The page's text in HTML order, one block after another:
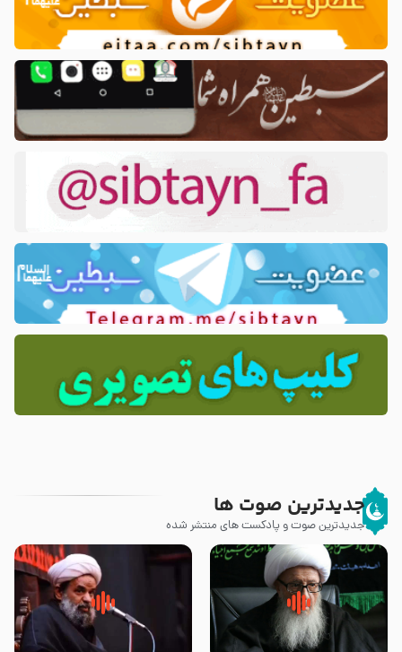
جدیدترین صوت ها
جدیدترین صوت و پادکست های منتشر شده
زوّار اربعین امام حسین (علیه
روضه جانسوز پاره های جگر امام